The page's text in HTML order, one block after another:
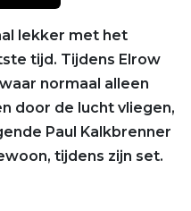
lekker met het
tijd. Tijdens Elrow
waar normaal alleen
door de lucht vliegen,
Paul Kalkbrenner
tijdens zijn set.